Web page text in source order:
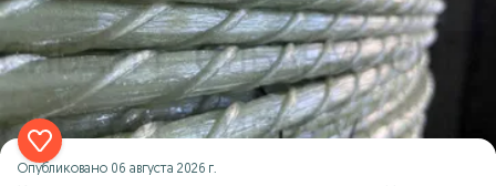
Опубликовано 06 августа 2026 г.